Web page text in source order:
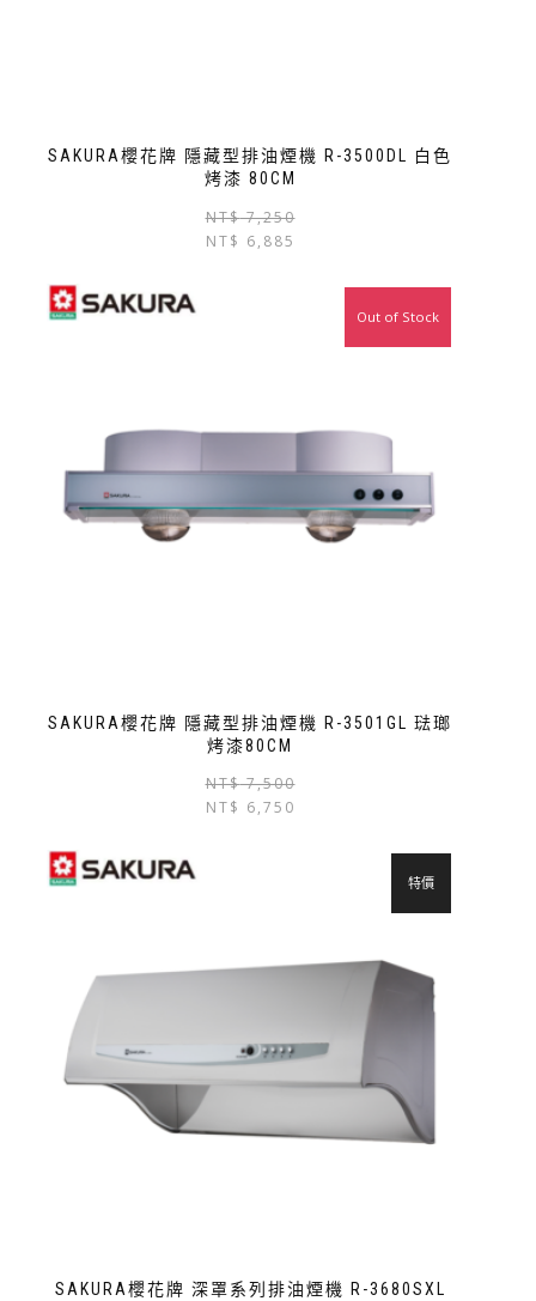
SAKURA櫻花牌 隱藏型排油煙機 R-3500DL 白色
烤漆 80CM
NT$7,250
NT$ 6,885
SAKURA櫻花牌 隱藏型排油煙機 R-3501GL 琺瑯
烤漆80CM
特價
NT$7,500
NT$ 6,750
Out of Stock
SAKURA櫻花牌 深罩系列排油煙機 R-3680SXL
特價